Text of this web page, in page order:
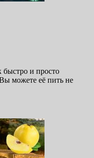
быстро и просто
можете её пить не